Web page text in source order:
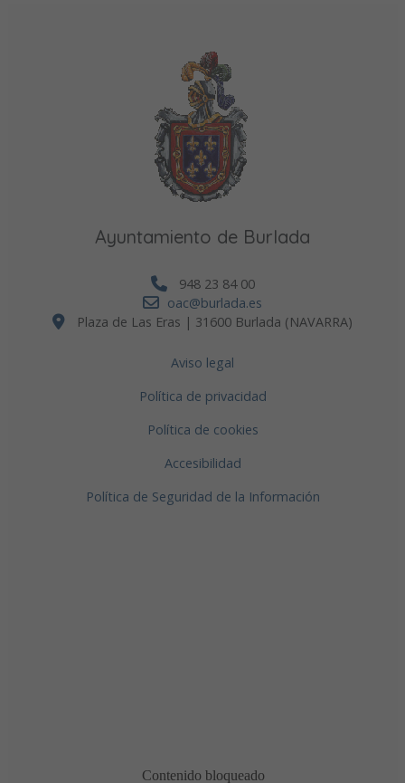
Ayuntamiento de Burlada
948 23 84 00
oac@burlada.es
Plaza de Las Eras | 31600 Burlada (NAVARRA)
Aviso legal
Política de privacidad
Política de cookies
Accesibilidad
Política de Seguridad de la Información